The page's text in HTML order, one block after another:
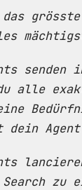
das
senden
alle
zu